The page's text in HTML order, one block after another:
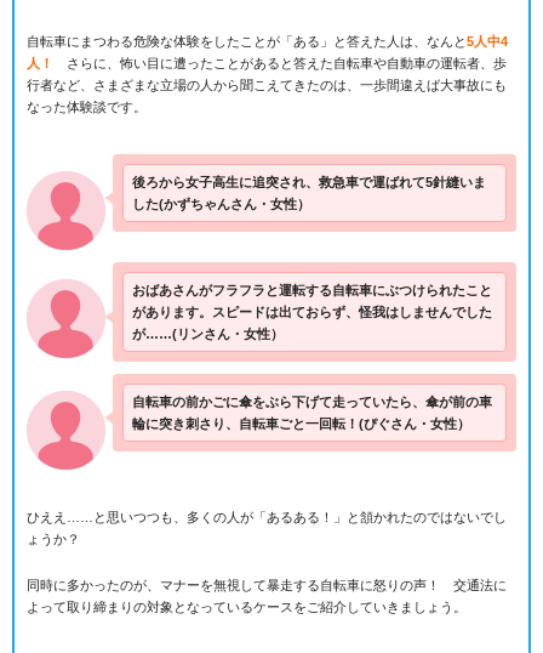
自転車にまつわる危険な体験をしたことが「ある」と答えた人は、なんと5人中4
人！
さらに、怖い目に遭ったことがあると答えた自転車や自動車の運転者、歩
行者など、さまざまな立場の人から聞こえてきたのは、一歩間違えば大事故にも
なった体験談です。
後ろから女子高生に追突され、救急車で運ばれて5針縫いま
した(かずちゃんさん・女性）
おばあさんがフラフラと運転する自転車にぶつけられたこと
があります。スピードは出ておらず、怪我はしませんでした
が……(リンさん・女性）
自転車の前かごに傘をぶら下げて走っていたら、傘が前の車
輪に突き刺さり、自転車ごと一回転！(ぴぐさん・女性）
ひええ……と思いつつも、多くの人が「あるある！」と頷かれたのではないでし
ょうか？
同時に多かったのが、マナーを無視して暴走する自転車に怒りの声！ 交通法に
よって取り締まりの対象となっているケースをご紹介していきましょう。